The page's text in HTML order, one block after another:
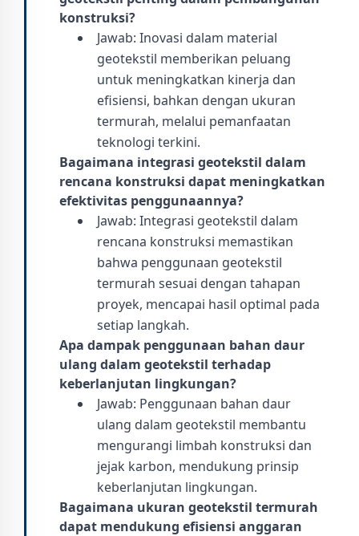
konstruksi?
Jawab: Inovasi dalam material
geotekstil memberikan peluang
untuk meningkatkan kinerja dan
efisiensi, bahkan dengan ukuran
termurah, melalui pemanfaatan
teknologi terkini.
Bagaimana integrasi geotekstil dalam
rencana konstruksi dapat meningkatkan
efektivitas penggunaannya?
Jawab: Integrasi geotekstil dalam
rencana konstruksi memastikan
bahwa penggunaan geotekstil
termurah sesuai dengan tahapan
proyek, mencapai hasil optimal pada
setiap langkah.
Apa dampak penggunaan bahan daur
ulang dalam geotekstil terhadap
keberlanjutan lingkungan?
Jawab: Penggunaan bahan daur
ulang dalam geotekstil membantu
mengurangi limbah konstruksi dan
jejak karbon, mendukung prinsip
keberlanjutan lingkungan.
Bagaimana ukuran geotekstil termurah
dapat mendukung efisiensi anggaran